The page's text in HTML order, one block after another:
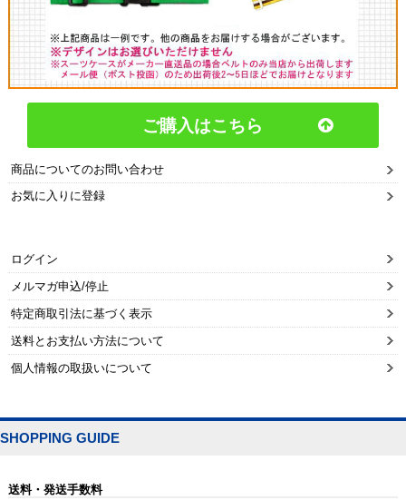
ご購入はこちら
商品についてのお問い合わせ
お気に入りに登録
ログイン
メルマガ申込/停止
特定商取引法に基づく表示
送料とお支払い方法について
個人情報の取扱いについて
SHOPPING GUIDE
送料・発送手数料